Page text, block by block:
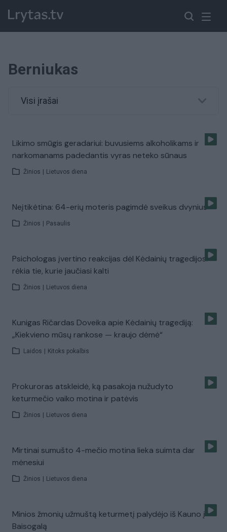
Berniukas
Visi įrašai
Likimo smūgis geradariui: buvusiems alkoholikams ir
narkomanams padedantis vyras neteko sūnaus
Žinios Lietuvos diena
Neįtikėtina: 64-erių moteris pagimdė sveikus dvynius
Žinios Pasaulis
Psichologas įvertino reakcijas dėl Kėdainių tragedijos:
rėkia tie, kurie jaučiasi kalti
Žinios Lietuvos diena
Kunigas Ričardas Doveika apie Kėdainių tragediją:
„Kiekvieno mūsų rankose — kraujo dėmė“
Laidos Kitoks pokalbis
Prokuroras atskleidė, ką pasakoja nužudyto
keturmečio vaiko motina ir patėvis
Žinios Lietuvos diena
Mirtinai sumušto 4-mečio motina lieka suimta dar
mėnesiui
Žinios Lietuvos diena
Minios žmonių užmuštą keturmetį palydėjo iš Kauno į
Baisogalą